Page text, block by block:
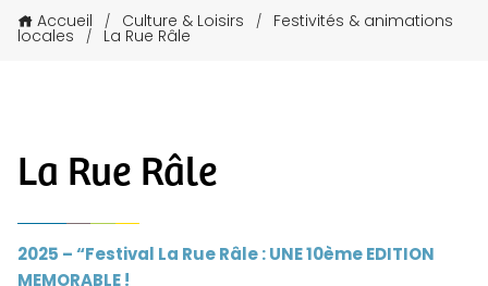
Accueil / Culture & Loisirs / Festivités & animations
locales / La Rue Râle
La Rue Râle
2025 – “Festival La Rue Râle : UNE 10ème EDITION
MEMORABLE !